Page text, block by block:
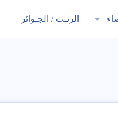
الرتـب / الجـوائز